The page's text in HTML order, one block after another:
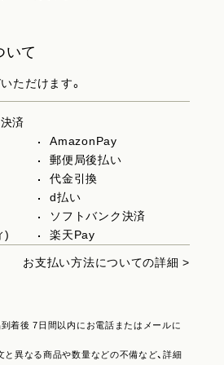
いて
ただけます。
済
AmazonPay
郵便局後払い
代金引換
d払い
ソフトバンク決済
)
楽天Pay
お支払い方法についての詳細 >
着後 7日間以内にお電話またはメールに
と異なる商品や数量などの不備など、詳細